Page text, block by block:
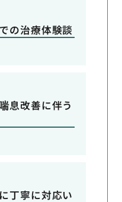
の治療体験談
息改善に伴う
丁寧に対応い